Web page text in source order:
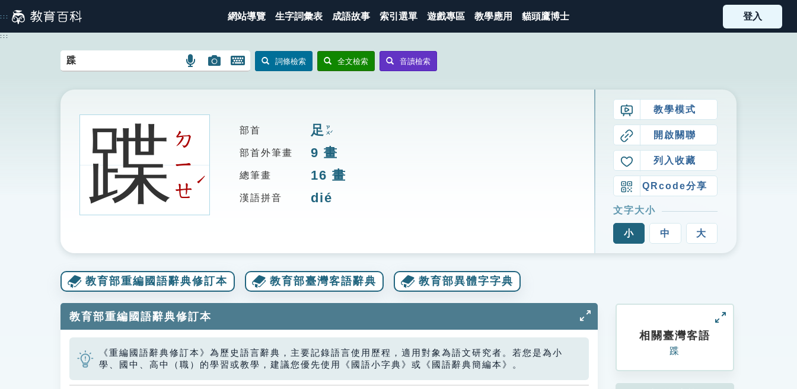
到
主
::: 網站導覽 生字詞彙表 成語故事 索引選單 遊戲專區 教學應用 貓頭鷹博士 登入
:::
語
搜
圖
圖
搜
開
鍵
示
詞條檢索 全文檢索 音讀檢索
蹀ㄉ
ㄧ
ㄝ
ˊ
部首 足 ㄗㄨˊ
部首外筆畫 9 畫
總筆畫 16 畫
漢語拼音 dié
教學模式
開啟關聯
列入收藏
QRcode分享
文字大小
小 中 大
教育部重編國語辭典修訂本 教育部臺灣客語辭典 教育部異體字字典
教育部重編國語辭典修訂本
《重編國語辭典修訂本》為歷史語言辭典，主要記錄語言使用歷程，適用對象為語文研究者。若您是為小
學、國中、高中（職）的學習或教學，建議您優先使用《國語小字典》或《國語辭典簡編本》。
相關臺灣客語
蹀